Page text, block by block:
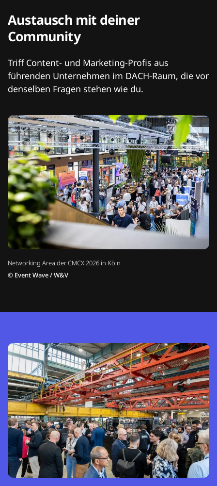
Networking Area der CMCX 2026 in Köln
© Event Wave / W&V
Austausch mit deiner
Community
Triff Content- und Marketing-Profis aus
führenden Unternehmen im DACH-Raum, die vor
denselben Fragen stehen wie du.